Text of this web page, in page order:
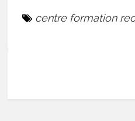
centre formation